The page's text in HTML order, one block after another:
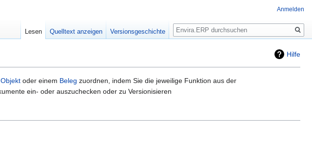
Hilfe
Objekt oder einem Beleg zuordnen, indem Sie die jeweilige Funktion aus der
ein- oder auszuchecken oder zu Versionisieren
Anmelden
Lesen Quelltext anzeigen Versionsgeschichte
Suche